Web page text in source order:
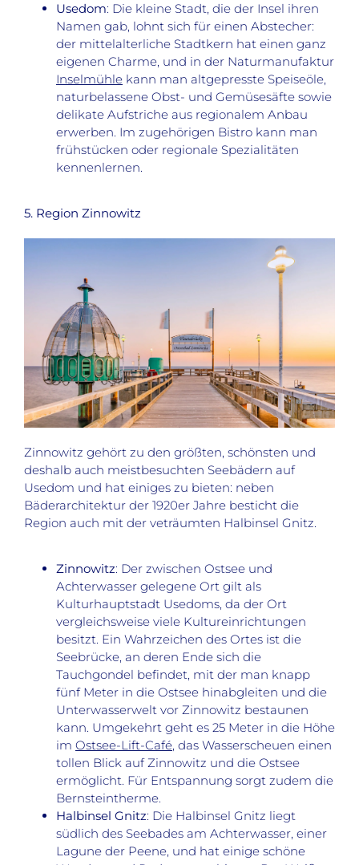
Usedom: Die kleine Stadt, die der Insel ihren
Namen gab, lohnt sich für einen Abstecher:
der mittelalterliche Stadtkern hat einen ganz
eigenen Charme, und in der Naturmanufaktur
Inselmühlekann man altgepresste Speiseöle,
naturbelassene Obst- und Gemüsesäfte sowie
delikate Aufstriche aus regionalem Anbau
erwerben. Im zugehörigen Bistro kann man
frühstücken oder regionale Spezialitäten
kennenlernen.
5. Region Zinnowitz
Zinnowitz gehört zu den größten, schönsten und
deshalb auch meistbesuchten Seebädern auf
Usedom und hat einiges zu bieten: neben
Bäderarchitektur der 1920er Jahre besticht die
Region auch mit der veträumten Halbinsel Gnitz.
Zinnowitz: Der zwischen Ostsee und
Achterwasser gelegene Ort gilt als
Kulturhauptstadt Usedoms, da der Ort
vergleichsweise viele Kultureinrichtungen
besitzt. Ein Wahrzeichen des Ortes ist die
Seebrücke, an deren Ende sich die
Tauchgondel befindet, mit der man knapp
fünf Meter in die Ostsee hinabgleiten und die
Unterwasserwelt vor Zinnowitz bestaunen
kann. Umgekehrt geht es 25 Meter in die Höhe
im Ostsee-Lift-Café, das Wasserscheuen einen
tollen Blick auf Zinnowitz und die Ostsee
ermöglicht. Für Entspannung sorgt zudem die
Bernsteintherme.
Halbinsel Gnitz: Die Halbinsel Gnitz liegt
südlich des Seebades am Achterwasser, einer
Lagune der Peene, und hat einige schöne